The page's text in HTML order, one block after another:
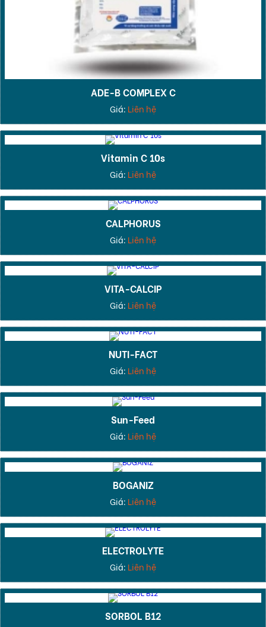
ADE-B COMPLEX C
Giá: Liên hệ
Vitamin C 10s
Giá: Liên hệ
CALPHORUS
Giá: Liên hệ
VITA-CALCIP
Giá: Liên hệ
NUTI-FACT
Giá: Liên hệ
Sun-Feed
Giá: Liên hệ
BOGANIZ
Giá: Liên hệ
ELECTROLYTE
Giá: Liên hệ
SORBOL B12